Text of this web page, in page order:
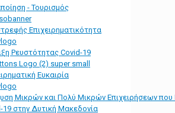
- Τουρισμός
Επιχειρηματικότητα
Ρευστότητας Covid-19
Ευκαιρία
Μικρών και Πολύ Μικρών Επιχειρήσεων
19 στην Δυτική Μακεδονία